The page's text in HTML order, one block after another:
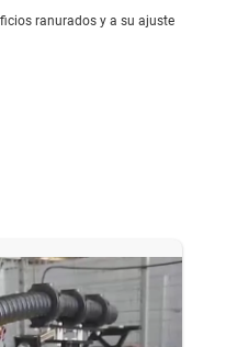
ranurados y a su ajuste